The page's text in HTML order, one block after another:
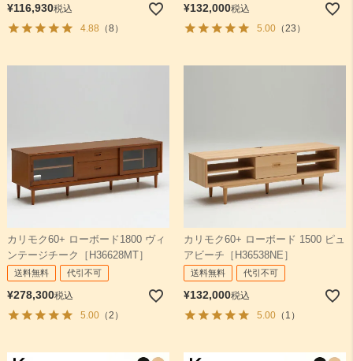
¥116,930税込
4.88 （8）
¥132,000税込
5.00（23）
カリモク60+ ローボード1800 ヴィ
ンテージチーク［H36628MT］
送料無料 代引不可
¥278,300税込
5.00（2）
カリモク60+ ローボード 1500 ピュ
アビーチ［H36538NE］
送料無料 代引不可
¥132,000税込
5.00（1）